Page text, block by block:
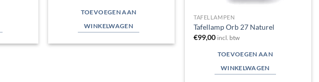
TOEVOEGEN AAN
WINKELWAGEN
TAFELLAMPEN
Tafellamp Orb 27 Naturel
€99,00 incl. btw
TOEVOEGEN AAN
WINKELWAGEN